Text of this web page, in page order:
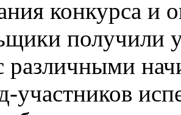
конкурса и
получили
различными
участников